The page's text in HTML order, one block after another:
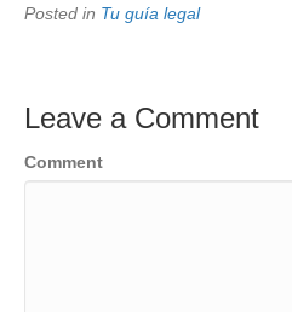
Posted in Tu guía legal
Leave a Comment
Comment